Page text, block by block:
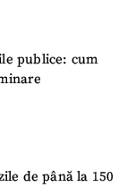
publice: cum
de până la 150